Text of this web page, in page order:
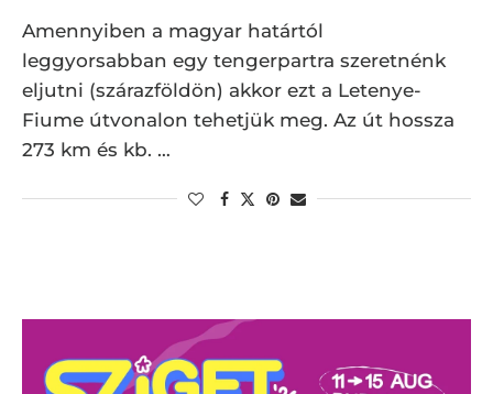
Amennyiben a magyar határtól
leggyorsabban egy tengerpartra szeretnénk
eljutni (szárazföldön) akkor ezt a Letenye-
Fiume útvonalon tehetjük meg. Az út hossza
273 km és kb. …